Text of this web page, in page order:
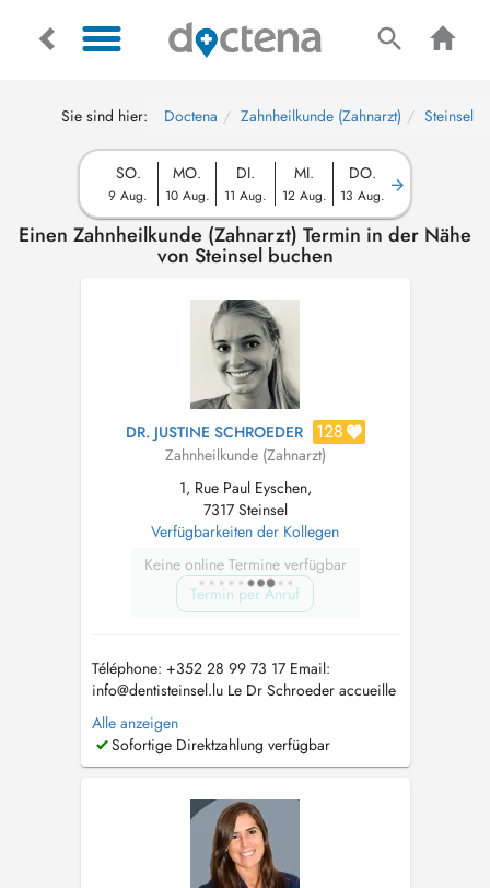
Sie sind hier: Doctena Zahnheilkunde (Zahnarzt) Steinsel
SO.
9 Aug.
MO.
10 Aug.
DI.
11 Aug.
MI.
12 Aug.
DO.
13 Aug.
Einen Zahnheilkunde (Zahnarzt) Termin in der Nähe
von Steinsel buchen
DR. JUSTINE SCHROEDER 128
Zahnheilkunde (Zahnarzt)
1, Rue Paul Eyschen,
7317 Steinsel
Verfügbarkeiten der Kollegen
Keine online Termine verfügbar
Termin per Anruf
Téléphone: +352 28 99 73 17 Email:
info@dentisteinsel.luLe Dr Schroeder accueille
enfants et adultes au sein du cabinet pour la
prise en charge personnalisée de leurs soins
dentaires. Diplômée en chirurgie dentaire à
ans en médecine bucco-den...
Alle anzeigen
Sofortige Direktzahlung verfügbar